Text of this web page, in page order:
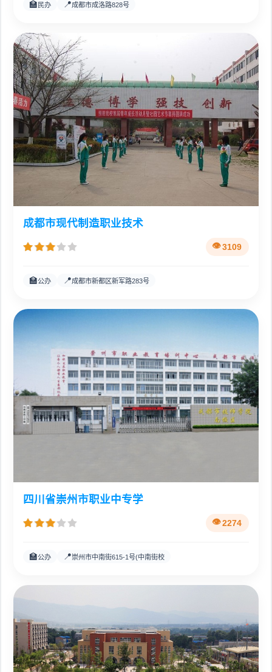
🏫 民办 📍成都市成洛路828号
成都市现代制造职业技术
3109
🏫公办 📍成都市新都区新军路283号
四川省崇州市职业中专学
2274
🏫公办 📍崇州市中南街615-1号(中南街校